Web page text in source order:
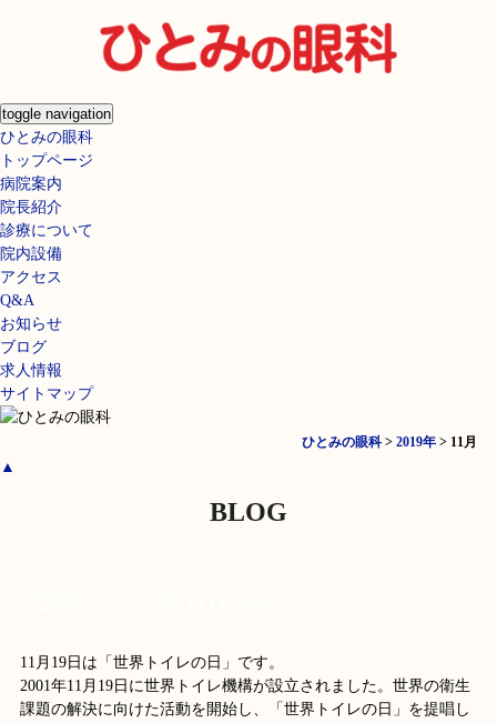
toggle navigation
ひとみの眼科
トップページ
病院案内
院長紹介
診療について
院内設備
アクセス
Q&A
お知らせ
ブログ
求人情報
サイトマップ
ひとみの眼科>2019年 > 11月
▲
BLOG
11月19日は「世界トイレの日」です。
2001年11月19日に世界トイレ機構が設立されました。世界の衛生
課題の解決に向けた活動を開始し、「世界トイレの日」を提唱し